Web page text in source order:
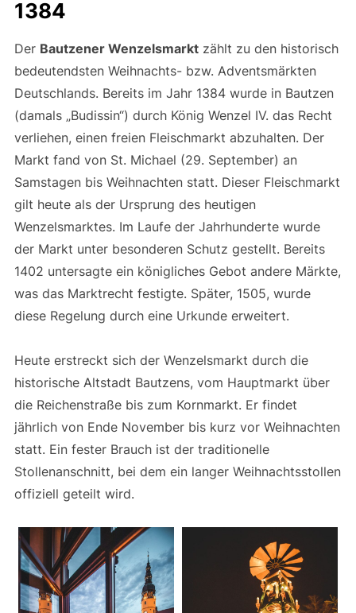
1384
Der Bautzener Wenzelsmarktzählt zu den historisch
bedeutendsten Weihnachts- bzw. Adventsmärkten
Deutschlands. Bereits im Jahr 1384 wurde in Bautzen
(damals „Budissin“) durch König Wenzel IV. das Recht
verliehen, einen freien Fleischmarkt abzuhalten. Der
Markt fand von St. Michael (29. September) an
Samstagen bis Weihnachten statt. Dieser Fleischmarkt
gilt heute als der Ursprung des heutigen
Wenzelsmarktes. Im Laufe der Jahrhunderte wurde
der Markt unter besonderen Schutz gestellt. Bereits
1402 untersagte ein königliches Gebot andere Märkte,
was das Marktrecht festigte. Später, 1505, wurde
diese Regelung durch eine Urkunde erweitert.
Heute erstreckt sich der Wenzelsmarkt durch die
historische Altstadt Bautzens, vom Hauptmarkt über
die Reichenstraße bis zum Kornmarkt. Er findet
jährlich von Ende November bis kurz vor Weihnachten
statt. Ein fester Brauch ist der traditionelle
Stollenanschnitt, bei dem ein langer Weihnachtsstollen
offiziell geteilt wird.